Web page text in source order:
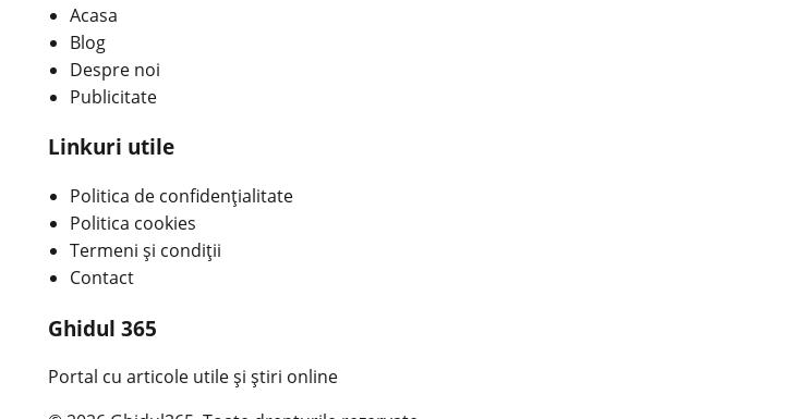
Acasa
Blog
Despre noi
Publicitate
Linkuri utile
Politica de confidențialitate
Politica cookies
Termeni și condiții
Contact
Ghidul 365
Portal cu articole utile și știri online